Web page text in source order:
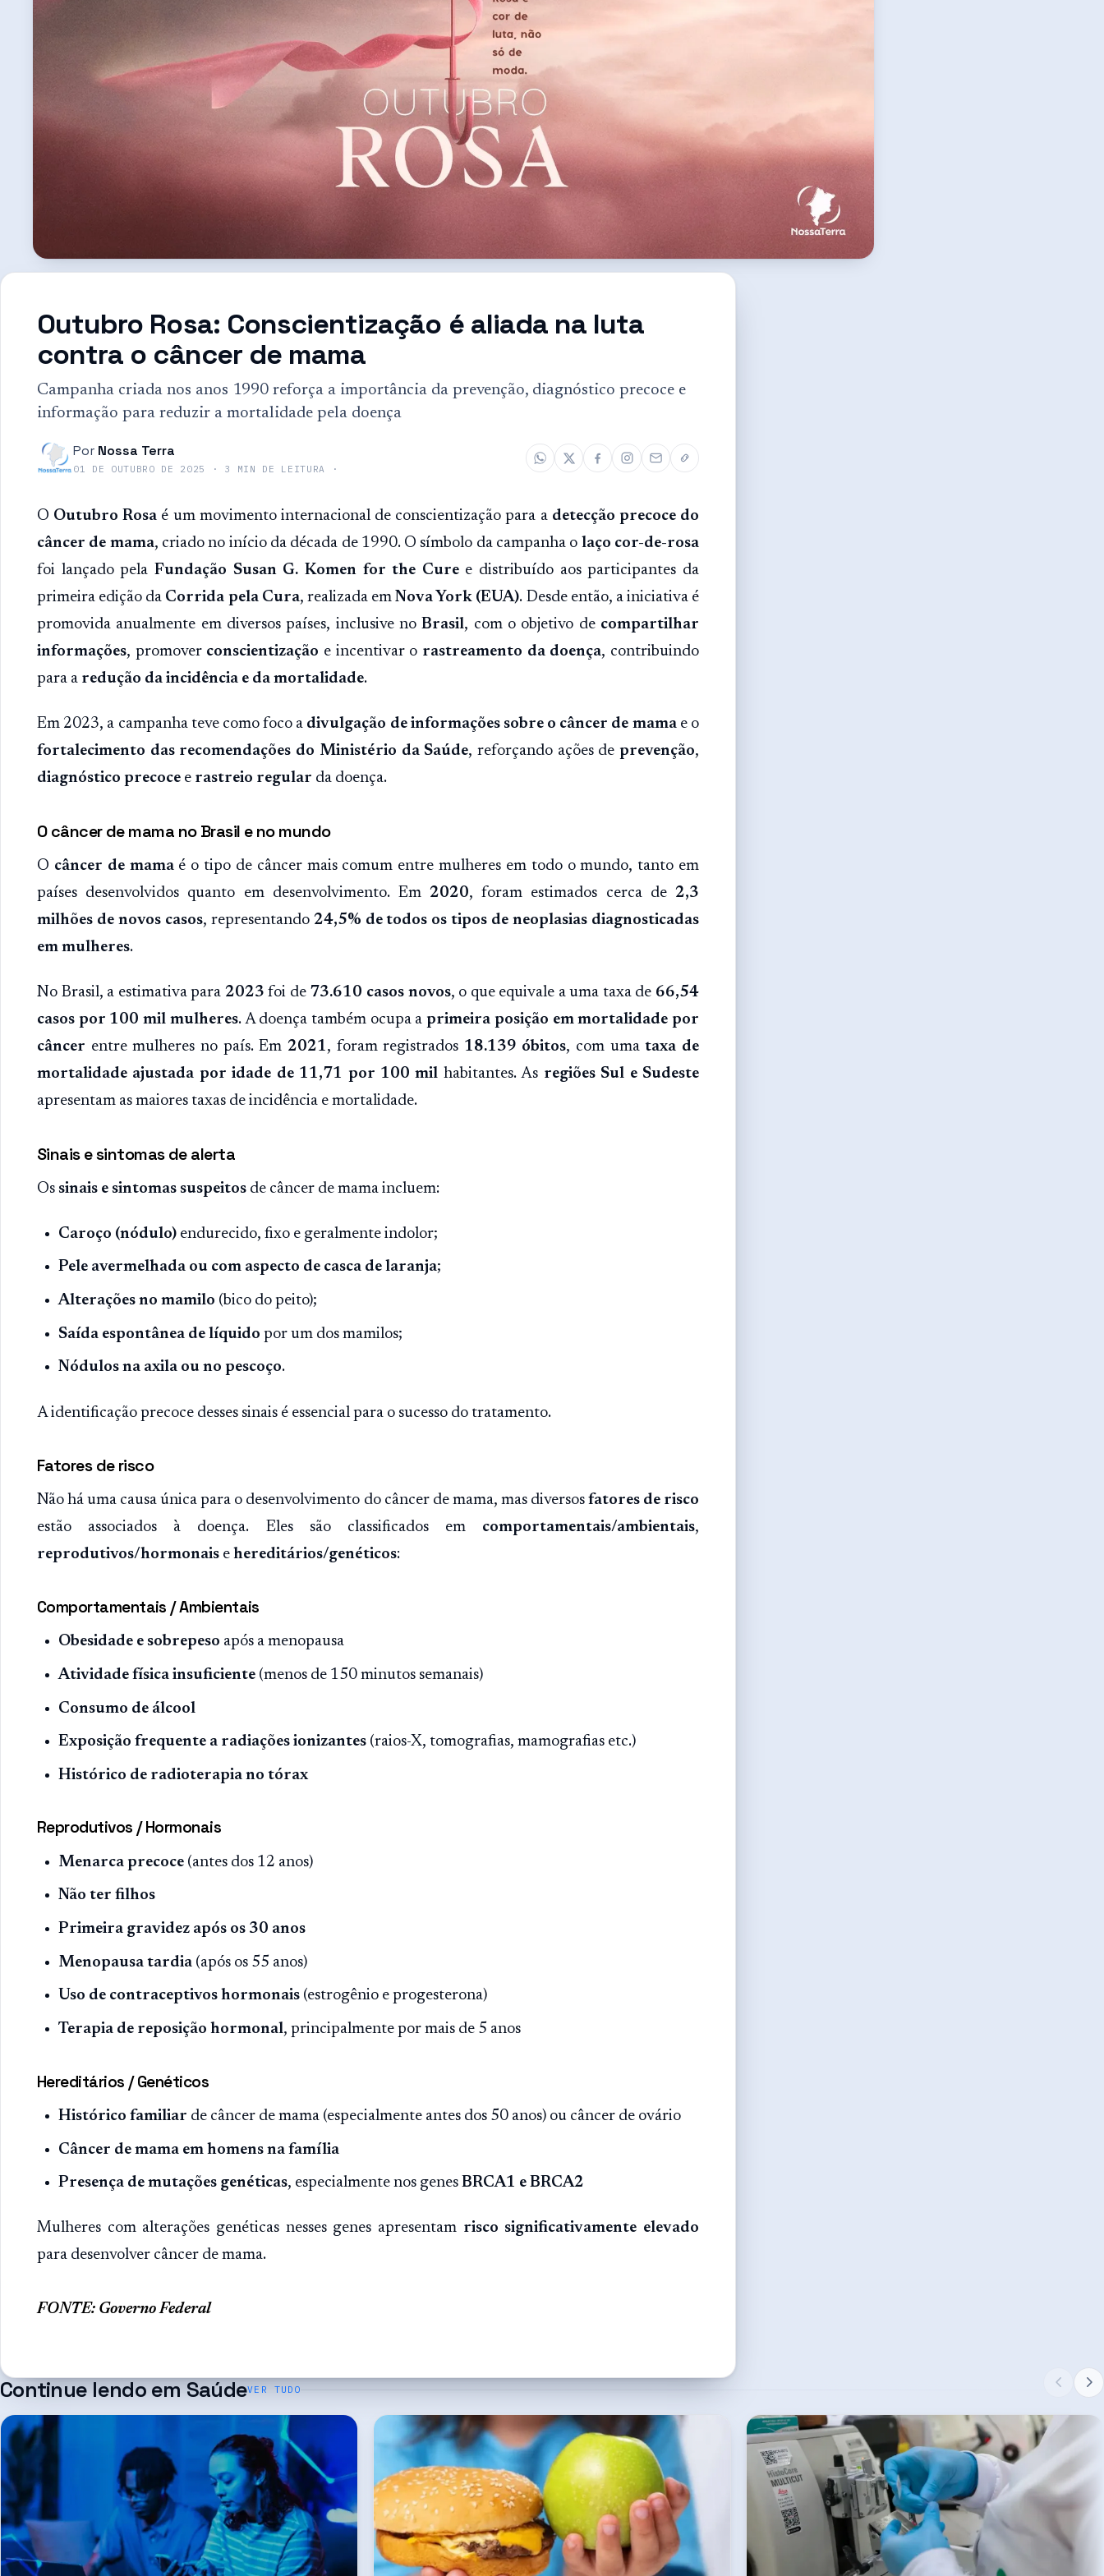
Outubro Rosa: Conscientização é aliada na luta
contra o câncer de mama
Campanha criada nos anos 1990 reforça a importância da prevenção, diagnóstico precoce e
informação para reduzir a mortalidade pela doença
Por Nossa Terra
01 DE OUTUBRO DE 2025 · 3 MIN DE LEITURA ·
O Outubro Rosa é um movimento internacional de conscientização para a detecção precoce do
câncer de mama, criado no início da década de 1990. O símbolo da campanha o laço cor-de-rosa
foi lançado pela Fundação Susan G. Komen for the Curee distribuído aos participantes da
primeira edição da Corrida pela Cura, realizada emNova York (EUA). Desde então, a iniciativa é
promovida anualmente em diversos países, inclusive noBrasil, com o objetivo de compartilhar
informações, promover conscientização e incentivar o rastreamento da doença, contribuindo
para a redução da incidência e da mortalidade.
Em 2023, a campanha teve como foco a divulgação de informações sobre o câncer de mamae o
fortalecimento das recomendações do Ministério da Saúde, reforçando ações deprevenção,
diagnóstico precoce e rastreio regular da doença.
O câncer de mama no Brasil e no mundo
O câncer de mamaé o tipo de câncer mais comum entre mulheres em todo o mundo, tanto em
países desenvolvidos quanto em desenvolvimento. Em2020, foram estimados cerca de2,3
milhões de novos casos, representando 24,5% de todos os tipos de neoplasias diagnosticadas
em mulheres.
No Brasil, a estimativa para 2023 foi de 73.610 casos novos, o que equivale a uma taxa de 66,54
casos por 100 mil mulheres. A doença também ocupa aprimeira posição em mortalidade por
câncer entre mulheres no país. Em 2021, foram registrados 18.139 óbitos, com umataxa de
mortalidade ajustada por idade de 11,71 por 100 mil habitantes. As regiões Sul e Sudeste
apresentam as maiores taxas de incidência e mortalidade.
Sinais e sintomas de alerta
Os sinais e sintomas suspeitos de câncer de mama incluem:
Caroço (nódulo)endurecido, fixo e geralmente indolor;
Pele avermelhada ou com aspecto de casca de laranja;
Alterações no mamilo (bico do peito);
Saída espontânea de líquido por um dos mamilos;
Nódulos na axila ou no pescoço.
A identificação precoce desses sinais é essencial para o sucesso do tratamento.
Fatores de risco
Não há uma causa única para o desenvolvimento do câncer de mama, mas diversos fatores de risco
estão associados à doença. Eles são classificados em comportamentais/ambientais,
reprodutivos/hormonais e hereditários/genéticos:
Comportamentais / Ambientais
Obesidade e sobrepeso após a menopausa
Atividade física insuficiente(menos de 150 minutos semanais)
Consumo de álcool
Exposição frequente a radiações ionizantes(raios-X, tomografias, mamografias etc.)
Histórico de radioterapia no tórax
Reprodutivos / Hormonais
Menarca precoce(antes dos 12 anos)
Não ter filhos
Primeira gravidez após os 30 anos
Menopausa tardia(após os 55 anos)
Uso de contraceptivos hormonais(estrogênio e progesterona)
Terapia de reposição hormonal, principalmente por mais de 5 anos
Hereditários / Genéticos
Histórico familiar de câncer de mama (especialmente antes dos 50 anos) ou câncer de ovário
Câncer de mama em homens na família
Presença de mutações genéticas, especialmente nos genes BRCA1 e BRCA2
Mulheres com alterações genéticas nesses genes apresentam risco significativamente elevado
para desenvolver câncer de mama.
FONTE: Governo Federal
Continue lendo emSaúdeVER TUDO